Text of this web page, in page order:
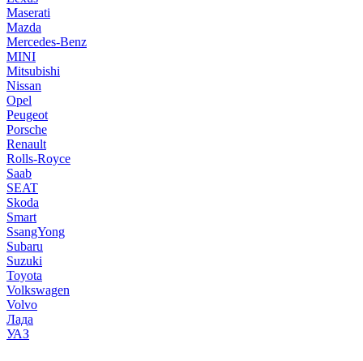
Maserati
Mazda
Mercedes-Benz
MINI
Mitsubishi
Nissan
Opel
Peugeot
Porsche
Renault
Rolls-Royce
Saab
SEAT
Skoda
Smart
SsangYong
Subaru
Suzuki
Toyota
Volkswagen
Volvo
Лада
УАЗ